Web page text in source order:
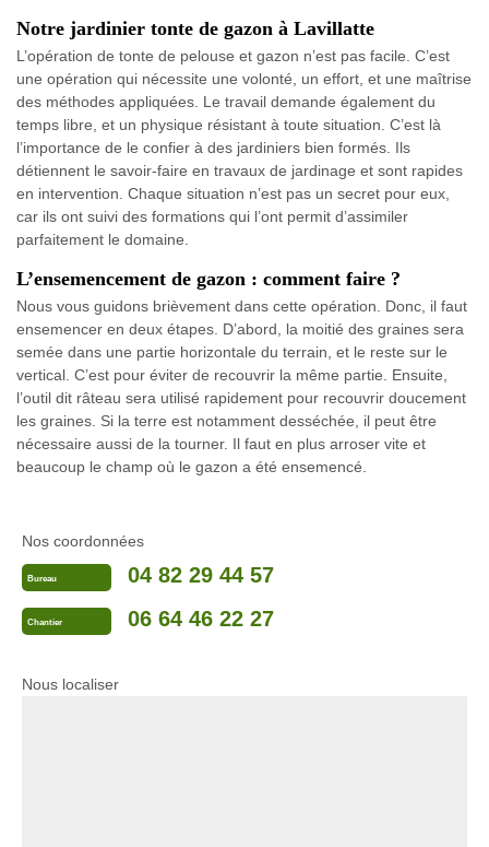
Notre jardinier tonte de gazon à Lavillatte
L’opération de tonte de pelouse et gazon n’est pas facile. C’est
une opération qui nécessite une volonté, un effort, et une maîtrise
des méthodes appliquées. Le travail demande également du
temps libre, et un physique résistant à toute situation. C’est là
l’importance de le confier à des jardiniers bien formés. Ils
détiennent le savoir-faire en travaux de jardinage et sont rapides
en intervention. Chaque situation n’est pas un secret pour eux,
car ils ont suivi des formations qui l’ont permit d’assimiler
parfaitement le domaine.
L’ensemencement de gazon : comment faire ?
Nous vous guidons brièvement dans cette opération. Donc, il faut
ensemencer en deux étapes. D’abord, la moitié des graines sera
semée dans une partie horizontale du terrain, et le reste sur le
vertical. C’est pour éviter de recouvrir la même partie. Ensuite,
l’outil dit râteau sera utilisé rapidement pour recouvrir doucement
les graines. Si la terre est notamment desséchée, il peut être
nécessaire aussi de la tourner. Il faut en plus arroser vite et
beaucoup le champ où le gazon a été ensemencé.
Nos coordonnées
Bureau 04 82 29 44 57
Chantier 06 64 46 22 27
Nous localiser